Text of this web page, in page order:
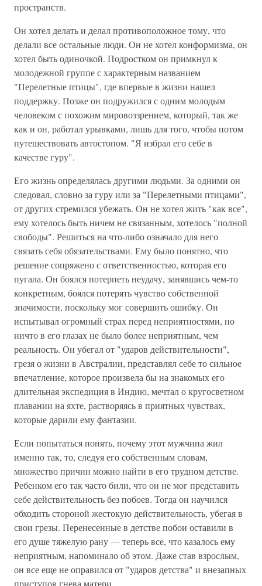
пространств.
Он хотел делать и делал противоположное тому, что
делали все остальные люди. Он не хотел конформизма, он
хотел быть одиночкой. Подростком он примкнул к
молодежной группе с характерным названием
"Перелетные птицы", где впервые в жизни нашел
поддержку. Позже он подружился с одним молодым
человеком с похожим мировоззрением, который, так же
как и он, работал урывками, лишь для того, чтобы потом
путешествовать автостопом. "Я избрал его себе в
качестве гуру".
Его жизнь определялась другими людьми. За одними он
следовал, словно за гуру или за "Перелетными птицами",
от других стремился убежать. Он не хотел жить "как все",
ему хотелось быть ничем не связанным, хотелось "полной
свободы". Решиться на что-либо означало для него
связать себя обязательствами. Ему было понятно, что
решение сопряжено с ответственностью, которая его
пугала. Он боялся потерпеть неудачу, занявшись чем-то
конкретным, боялся потерять чувство собственной
значимости, поскольку мог совершить ошибку. Он
испытывал огромный страх перед неприятностями, но
ничто в его глазах не было более неприятным, чем
реальность. Он убегал от "ударов действительности",
грезя о жизни в Австралии, представлял себе то сильное
впечатление, которое произвела бы на знакомых его
длительная экспедиция в Индию, мечтал о кругосветном
плавании на яхте, растворяясь в приятных чувствах,
которые дарили ему фантазии.
Если попытаться понять, почему этот мужчина жил
именно так, то, следуя его собственным словам,
множество причин можно найти в его трудном детстве.
Ребенком его так часто били, что он не мог представить
себе действительность без побоев. Тогда он научился
обходить стороной жестокую действительность, убегая в
свои грезы. Перенесенные в детстве побои оставили в
его душе тяжелую рану — теперь все, что казалось ему
неприятным, напоминало об этом. Даже став взрослым,
он все еще не оправился от "ударов детства" и внезапных
приступов гнева матери.